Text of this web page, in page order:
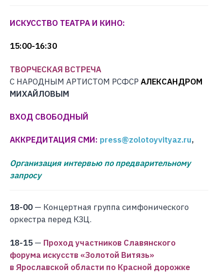
ИСКУССТВО ТЕАТРА И КИНО:
15:00-16:30
ТВОРЧЕСКАЯ ВСТРЕЧА
С НАРОДНЫМ АРТИСТОМ РСФСР АЛЕКСАНДРОМ
МИХАЙЛОВЫМ
ВХОД СВОБОДНЫЙ
АККРЕДИТАЦИЯ СМИ: press@zolotoyvityaz.ru,
Организация интервью по предварительному
запросу
18-00 — Концертная группа симфонического
оркестра перед КЗЦ.
18-15 — Проход участников Славянского
форума искусств «Золотой Витязь»
в Ярославской области по Красной дорожке